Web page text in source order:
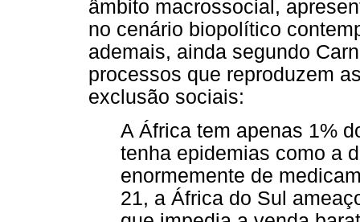
âmbito macrossocial,
no cenário biopolítico
ademais, ainda segundo
processos que reproduzem
exclusão sociais:
A África tem apenas 1%
tenha epidemias como a
enormemente de
21, a África do Sul